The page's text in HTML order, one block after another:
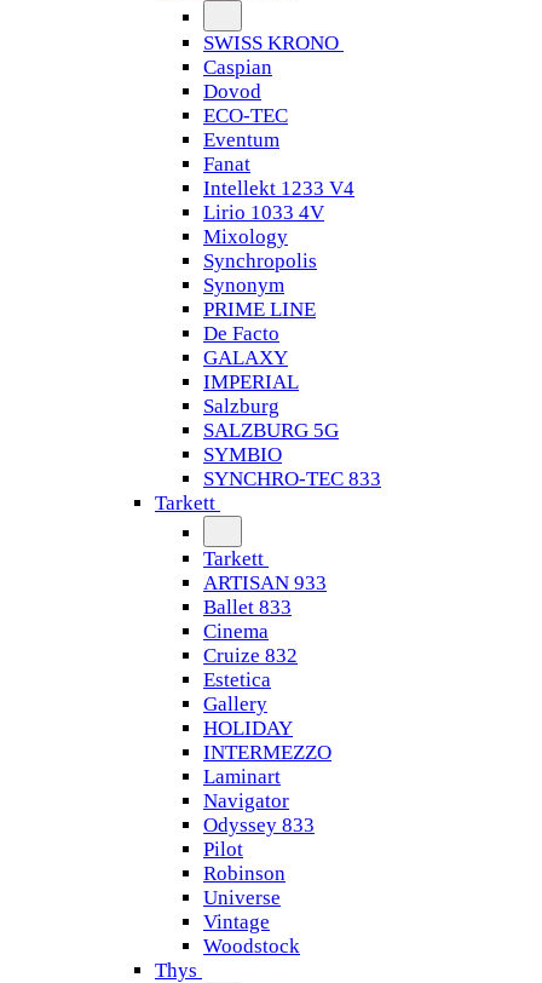
SWISS KRONO
Caspian
Dovod
ECO-TEC
Eventum
Fanat
Intellekt 1233 V4
Lirio 1033 4V
Mixology
Synchropolis
Synonym
PRIME LINE
De Facto
GALAXY
IMPERIAL
Salzburg
SALZBURG 5G
SYMBIO
SYNCHRO-TEC 833
Tarkett
Tarkett
ARTISAN 933
Ballet 833
Cinema
Cruize 832
Estetica
Gallery
HOLIDAY
INTERMEZZO
Laminart
Navigator
Odyssey 833
Pilot
Robinson
Universe
Vintage
Woodstock
Thys